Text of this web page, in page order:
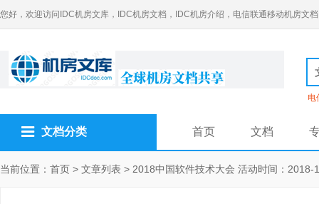
您好，欢迎访问IDC机房文库，IDC机房文档，IDC机房介绍，电信联通移动机房文档
电
文档分类 首页 文档
当前位置： 首页 > 文章列表 > 2018中国软件技术大会 活动时间：